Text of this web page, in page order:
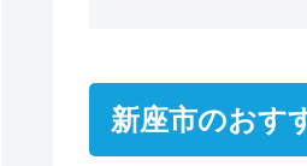
新座市のおす